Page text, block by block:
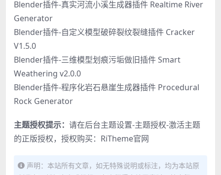
Blender插件-真实河流小溪生成器插件 Realtime River
Generator
Blender插件-自定义模型破碎裂纹裂缝插件 Cracker
V1.5.0
Blender插件-三维模型划痕污垢做旧插件 Smart
Weathering v2.0.0
Blender插件-程序化岩石悬崖生成器插件 Procedural
Rock Generator
主题授权提示： 请在后台主题设置-主题授权-激活主题
的正版授权，授权购买： RiTheme官网
声明：本站所有文章，如无特殊说明或标注，均为本站原